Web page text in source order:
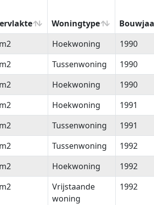
Woningtype
Woningtype Bouwjaar
Hoekwoning 1990
Tussenwoning 1990
Hoekwoning 1990
Hoekwoning 1991
Tussenwoning 1991
Tussenwoning 1992
Hoekwoning 1992
Vrijstaande
woning
1992